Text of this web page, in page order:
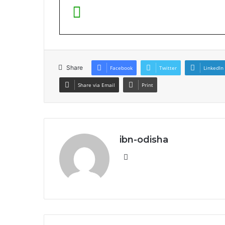
Share Facebook Twitter LinkedIn
Share via Email Print
ibn-odisha
Website